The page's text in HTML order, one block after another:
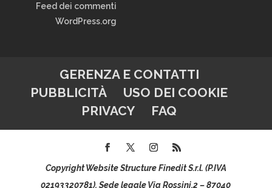
Feed dei commenti
WordPress.org
GERENZA E CONTATTI
PUBBLICITÀ
USO DEI COOKIE
PRIVACY
FAQ
Copyright Website Structure Finedit S.r.l. (P.IVA
02193320781), Sede legale Via Rossini,2 – 87040